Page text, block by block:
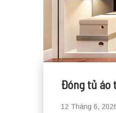
Đóng tủ áo
12 Tháng 6,